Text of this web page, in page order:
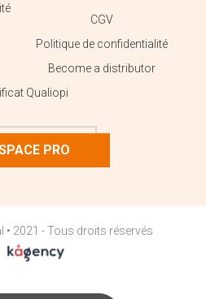
CGV
Politique de confidentialité
Become a distributor
Qualiopi
PRO
• 2021 - Tous droits réservés